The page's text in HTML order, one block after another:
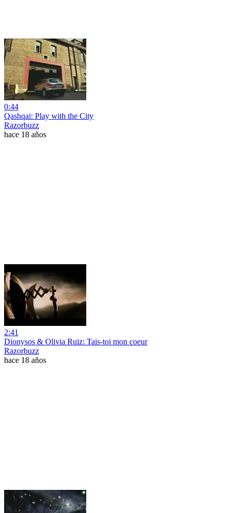
0:44
Qashqai: Play with the City
Razorbuzz
hace 18 años
2:41
Dionysos & Olivia Ruiz: Tais-toi mon coeur
Razorbuzz
hace 18 años